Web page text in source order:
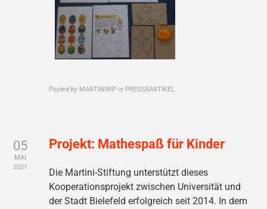
Posted by MARTINIWP in PRESSEARTIKEL
05
MAI
2021
Projekt: Mathespaß für Kinder
Die Martini-Stiftung unterstützt dieses
Kooperationsprojekt zwischen Universität und
der Stadt Bielefeld erfolgreich seit 2014. In dem